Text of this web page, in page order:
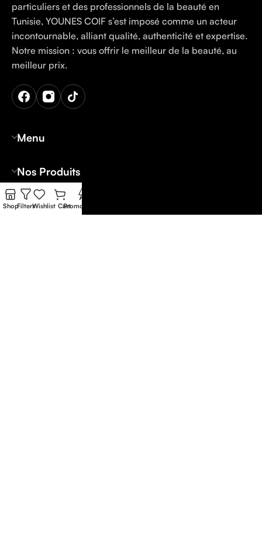
particuliers et des professionnels de la beauté en
Tunisie, YOUNES COIF s’est imposé comme un acteur
incontournable, alliant qualité, authenticité et expertise.
Notre mission : vous offrir le meilleur de la beauté, au
meilleur prix.
Menu
Nos Produits
Contact
ShopFiltersWishlist CartPromo Flash